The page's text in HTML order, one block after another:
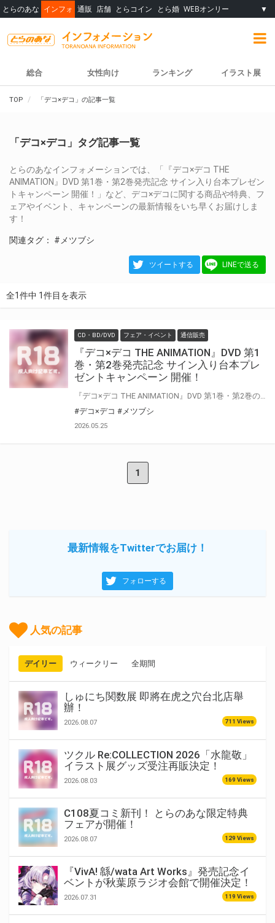
とらのあな インフォ 通販 店舗 とらコイン とら婚 WEBオンリー ▼
総合 女性向け ランキング イラスト展
TOP 「デコ×デコ」の記事一覧
「デコ×デコ」タグ記事一覧
とらのあなインフォメーションでは、「『デコ×デコ THE
ANIMATION』DVD 第1巻・第2巻発売記念 サイン入り台本プレゼン
トキャンペーン 開催！」など、デコ×デコに関する商品や特典、フ
ェアやイベント、キャンペーンの最新情報をいち早くお届けしま
す！
関連タグ： #メツブシ
ツイートする LINEで送る
全1件中 1件目を表示
CD・BD/DVD フェア・イベント 通信販売
『デコ×デコ THE ANIMATION』DVD 第1
巻・第2巻発売記念 サイン入り台本プレ
ゼントキャンペーン 開催！
#デコ×デコ #メツブシ
2026.05.25
1
最新情報をTwitterでお届け！
フォローする
人気の記事
デイリー ウィークリー 全期間
しゅにち関数展 即將在虎之穴台北店舉
辦！
2026.08.07 711 Views
ツクル Re:COLLECTION 2026「水龍敬」
イラスト展グッズ受注再販決定！
2026.08.03 169 Views
C108夏コミ新刊！ とらのあな限定特典
フェアが開催！
2026.08.07 129 Views
『VivA! 緜/wata Art Works』発売記念イ
ベントが秋葉原ラジオ会館で開催決定！
2026.07.31 119 Views